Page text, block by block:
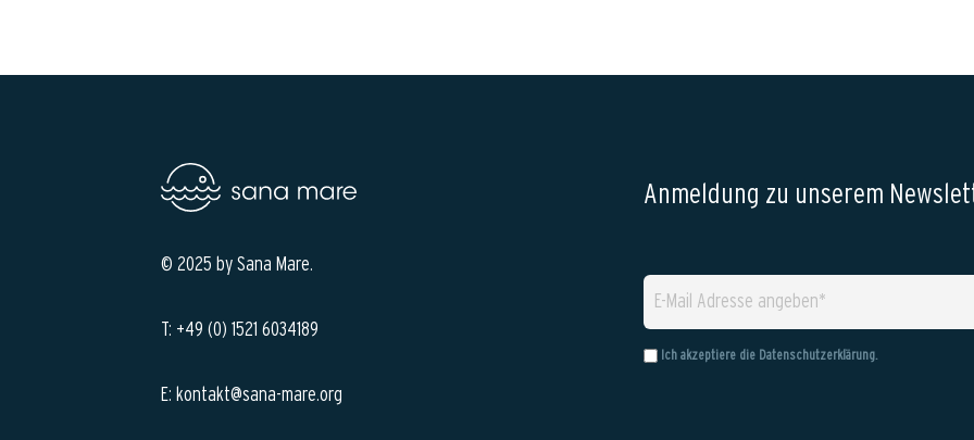
© 2025 by Sana Mare.
T: +49 (0) 1521 6034189
E: kontakt@sana-mare.org
Anmeldung zu unserem
Ich akzeptiere die Datenschutzerklärung.